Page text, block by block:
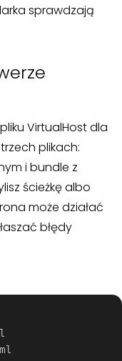
sprawdzają
VirtualHost dla
plikach:
i bundle z
ścieżkę albo
może działać
błędy